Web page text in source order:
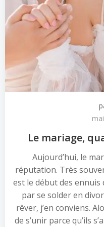
Le mariage,
Aujourd’hui, le
réputation. Très
est le début des ennuis
par se solder en
rêver, j’en conviens.
de s’unir parce qu’ils